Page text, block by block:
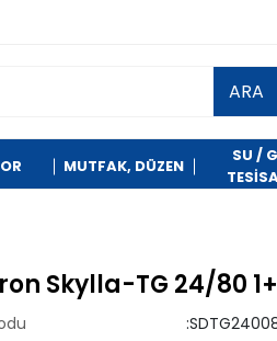
ARA
MUTFAK, DÜZEN
SU /
Skylla-TG 24/80